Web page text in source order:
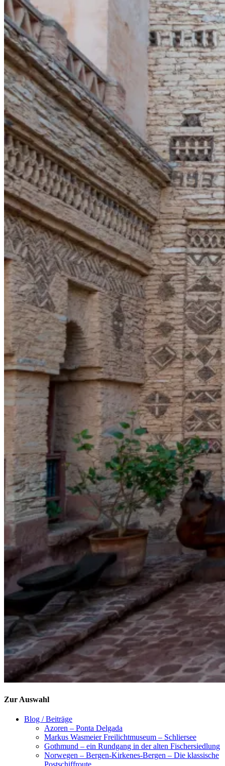
Zur Auswahl
Blog / Beiträge
Azoren – Ponta Delgada
Markus Wasmeier Freilichtmuseum – Schliersee
Gothmund – ein Rundgang in der alten Fischersiedlung
Norwegen – Bergen-Kirkenes-Bergen – Die klassische